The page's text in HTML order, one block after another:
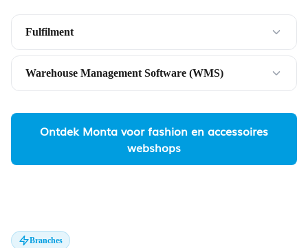
Fulfilment
Warehouse Management Software (WMS)
Ontdek Monta voor fashion en accessoires
webshops
Branches